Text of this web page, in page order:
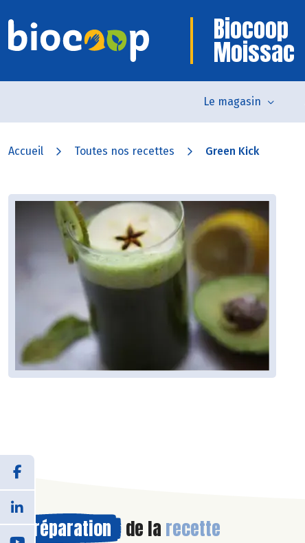
Biocoop
Moissac
Le magasin
Accueil Toutes nos recettes Green Kick
Préparation de la recette